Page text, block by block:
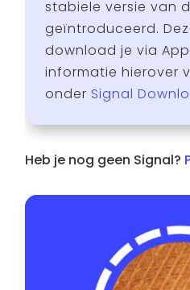
stabiele versie van
geïntroduceerd.
download je via
informatie hierover
onder Signal
Heb je nog geen Signal?